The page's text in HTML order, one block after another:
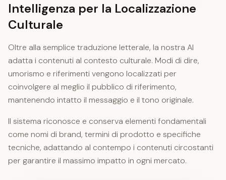
Intelligenza per la Localizzazione
Culturale
Oltre alla semplice traduzione letterale, la nostra AI
adatta i contenuti al contesto culturale. Modi di dire,
umorismo e riferimenti vengono localizzati per
coinvolgere al meglio il pubblico di riferimento,
mantenendo intatto il messaggio e il tono originale.
Il sistema riconosce e conserva elementi fondamentali
come nomi di brand, termini di prodotto e specifiche
tecniche, adattando al contempo i contenuti circostanti
per garantire il massimo impatto in ogni mercato.